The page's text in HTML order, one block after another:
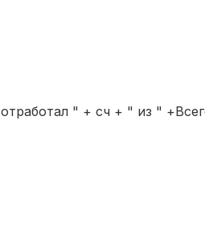
" + сч + " из "